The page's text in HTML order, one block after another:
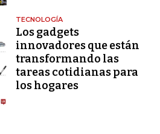
TECNOLOGÍA
Los gadgets
innovadores que están
transformando las
tareas cotidianas para
los hogares